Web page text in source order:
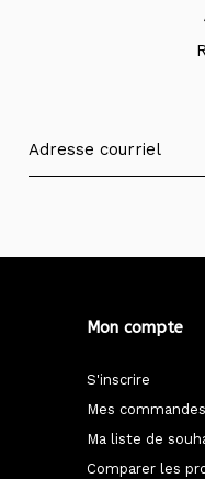
Mon compte
S'inscrire
Mes commandes
Ma liste de
Comparer les